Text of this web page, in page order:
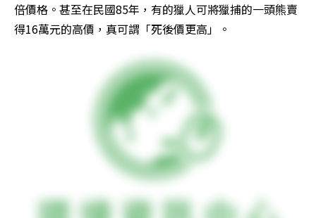
倍價格。甚至在民國85年，有的獵人可將獵捕的一頭熊賣
得16萬元的高價，真可謂「死後價更高」。